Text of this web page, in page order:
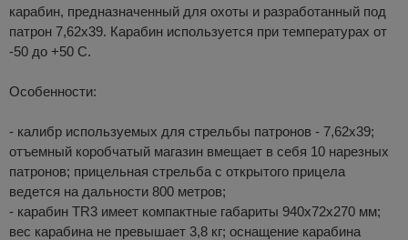
карабин, предназначенный для охоты и разработанный под
патрон 7,62х39. Карабин используется при температурах от
-50 до +50 С.
Особенности:
- калибр используемых для стрельбы патронов - 7,62х39;
отъемный коробчатый магазин вмещает в себя 10 нарезных
патронов; прицельная стрельба с открытого прицела
ведется на дальности 800 метров;
- карабин TR3 имеет компактные габариты 940х72х270 мм;
вес карабина не превышает 3,8 кг; оснащение карабина